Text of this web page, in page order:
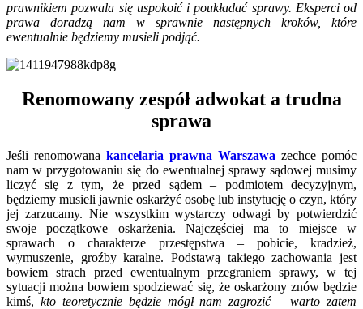
prawnikiem pozwala się uspokoić i poukładać sprawy. Eksperci od
prawa doradzą nam w sprawnie następnych kroków, które
ewentualnie będziemy musieli podjąć.
Renomowany zespół adwokat a trudna
sprawa
Jeśli renomowana kancelaria prawna Warszawa zechce pomóc
nam w przygotowaniu się do ewentualnej sprawy sądowej musimy
liczyć się z tym, że przed sądem – podmiotem decyzyjnym,
będziemy musieli jawnie oskarżyć osobę lub instytucję o czyn, który
jej zarzucamy. Nie wszystkim wystarczy odwagi by potwierdzić
swoje początkowe oskarżenia. Najczęściej ma to miejsce w
sprawach o charakterze przestępstwa – pobicie, kradzież,
wymuszenie, groźby karalne. Podstawą takiego zachowania jest
bowiem strach przed ewentualnym przegraniem sprawy, w tej
sytuacji można bowiem spodziewać się, że oskarżony znów będzie
kimś, kto teoretycznie będzie mógł nam zagrozić – warto zatem